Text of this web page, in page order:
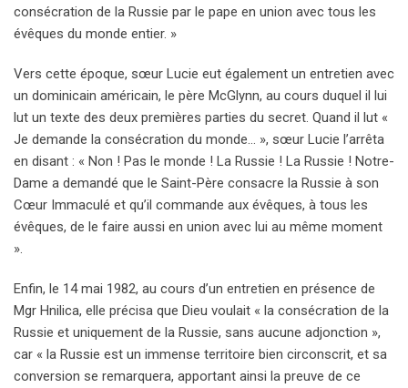
consécration de la Russie par le pape en union avec tous les
évêques du monde entier. »
Vers cette époque, sœur Lucie eut également un entretien avec
un dominicain américain, le père McGlynn, au cours duquel il lui
lut un texte des deux premières parties du secret. Quand il lut «
Je demande la consécration du monde… », sœur Lucie l’arrêta
en disant : « Non ! Pas le monde ! La Russie ! La Russie ! Notre-
Dame a demandé que le Saint-Père consacre la Russie à son
Cœur Immaculé et qu’il commande aux évêques, à tous les
évêques, de le faire aussi en union avec lui au même moment
».
Enfin, le 14 mai 1982, au cours d’un entretien en présence de
Mgr Hnilica, elle précisa que Dieu voulait « la consécration de la
Russie et uniquement de la Russie, sans aucune adjonction »,
car « la Russie est un immense territoire bien circonscrit, et sa
conversion se remarquera, apportant ainsi la preuve de ce